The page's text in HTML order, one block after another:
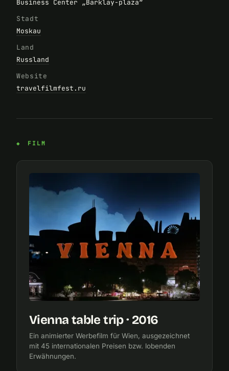
Business Center „Barklay-plaza“
Stadt
Moskau
Land
Russland
Website
travelfilmfest.ru
FILM
Vienna table trip · 2016
Ein animierter Werbefilm für Wien, ausgezeichnet
mit 45 internationalen Preisen bzw. lobenden
Erwähnungen.